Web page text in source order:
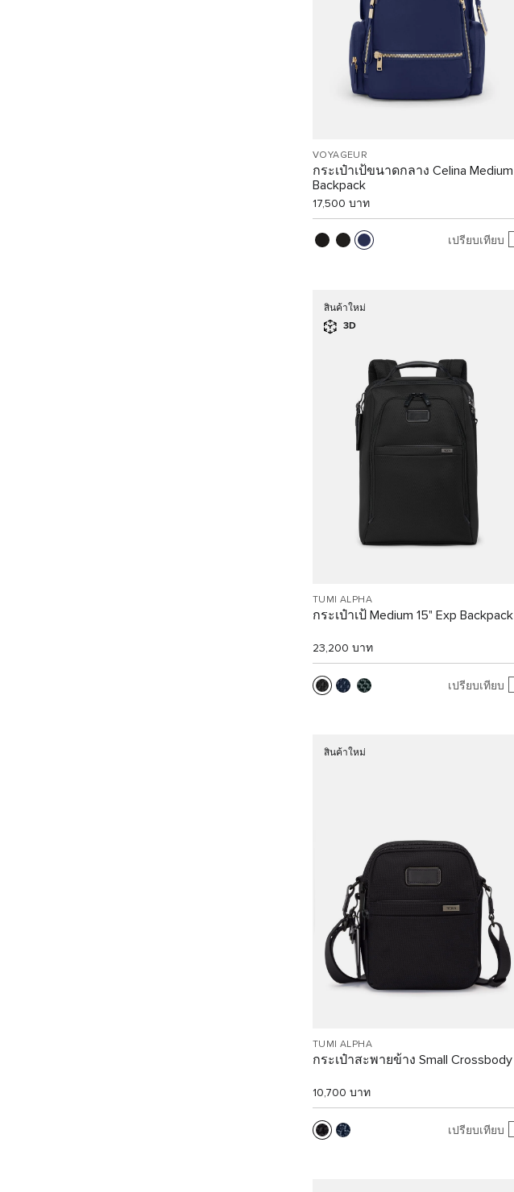
VOYAGEUR
กระเป๋าเป้ขนาดกลาง Celina Medium
Backpack
17,500 บาท
เปรียบเทียบ
สินค้าใหม่
3D
TUMI ALPHA
กระเป๋าเป้ Medium 15" Exp Backpack
23,200 บาท
เปรียบเทียบ
สินค้าใหม่
TUMI ALPHA
กระเป๋าสะพายข้าง Small Crossbody
10,700 บาท
เปรียบเทียบ